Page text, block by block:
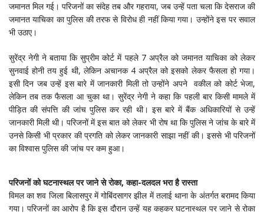
जमानत मिल गई। परिजनों का संदेह तब और गहराया, जब उन्हें पता चला कि देसराज की
जमानत याचिका का पुलिस की तरफ से विरोध ही नहीं किया गया। उन्होंने इस पर सवाल
भी उठाए।
सुरेंद्र नेगी ने बताया कि सुप्रीम कोर्ट में पहले 7 अप्रैल को जमानत याचिका को लेकर
सुनवाई होनी तय हुई थी, लेकिन अचानक 4 अप्रैल को इसको लेकर फैसला हो गया।
इसी दिन जब उन्हें इस बारे में जानकारी मिली तो उन्होंने अपने वकील को कोर्ट भेजा,
लेकिन तब तक फैसला आ चुका था। सुरेंद्र नेगी ने कहा कि पहली बार किसी मामले में
पीड़ित की संपत्ति की जांच पुलिस कर रही थी। इस बारे में बैंक अधिकारियों से उन्हें
जानकारी मिली थी। परिजनों में इस बात को लेकर भी रोष था कि पुलिस ने जांच के बारे में
उनसे किसी भी प्रकार की प्रगति को लेकर जानकारी साझा नहीं की। इससे भी परिजनों
का विश्वास पुलिस की जांच पर कम हुआ।
परिजनों को घटनास्थल पर जाने से रोका, कहा-दलदल भरा है रास्ता
विमल का शव जिला बिलासपुर में गोबिंदसागर झील में तलाई थाना के अंतर्गत बरामद किया
गया। परिजनों का आरोप है कि इस दौरान उन्हें यह कहकर घटनास्थल पर जाने से रोका